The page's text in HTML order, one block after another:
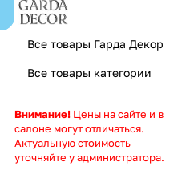
Все товары Гарда Декор
Все товары категории
Внимание! Цены на сайте и в
салоне могут отличаться.
Актуальную стоимость
уточняйте у администратора.